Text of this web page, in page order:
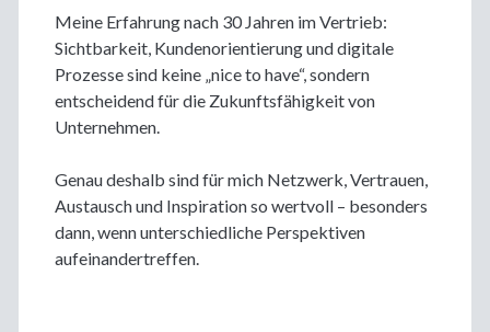
Meine Erfahrung nach 30 Jahren im Vertrieb:
Sichtbarkeit, Kundenorientierung und digitale
Prozesse sind keine „nice to have“, sondern
entscheidend für die Zukunftsfähigkeit von
Unternehmen.
Genau deshalb sind für mich Netzwerk, Vertrauen,
Austausch und Inspiration so wertvoll – besonders
dann, wenn unterschiedliche Perspektiven
aufeinandertreffen.